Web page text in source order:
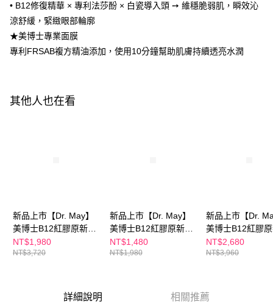
３．收到繳費通知簡訊後14天內，點擊此簡訊中的連結，可透過四大超商／
ATM／網路銀行／等多元方式進行付款，方視為交易完成。
※ 請注意：結帳手續完成當下不需立刻繳費，但若您需要取消訂單，請聯絡
購買商品的店家。未經商家同意取消之訂單仍視為有效，需透過AFTEE先享
後付繳納相關費用。
【注意事項】
時審查核予不同之上限額度；若仍有額度不足之情形，本公司將視審查結果
請求用戶進行身份認證。
５．嚴禁一人註冊多個帳號或使用他人資訊註冊。若發現惡意使用之情形，
恩沛科技股份有限公司將有權停止該用戶之使用額度並採取法律行動。
萊爾富取貨付款
每筆NT$100，滿NT$600(含以上)免運費
7-11付款取貨
離島配送
每筆NT$150，滿NT$1,500(含以上)免運費
海外配送 查看運費
海外配送(馬來西亞)
• B12修復精華 × 專利法莎酚 × 白瓷導入頭 ➙ 維穩脆弱肌，瞬效沁
涼舒緩，緊緻眼部輪廓
★美博士專業面膜
專利FRSAB複方精油添加，使用10分鐘幫助肌膚持續透亮水潤
其他人也在看
新品上市【Dr. May】
美博士B12紅膠原新生
撫紋眼霜(20ml)+贈專
業防曬乳(10ml)x3_清
推薦買1送3 APP獨賣 *
NT$1,980
NT$3,720
新品上市【Dr. May】
美博士B12紅膠原新生
撫紋眼霜(20ml) 紅外
泌紅熨斗眼霜
NT$1,480
NT$1,980
新品上市【Dr.
美博士B12紅膠
撫紋眼霜(20ml)
泌紅熨斗眼霜+紅
濕修護精華
選1
NT$2,680
NT$3,960
詳細說明 相關推薦